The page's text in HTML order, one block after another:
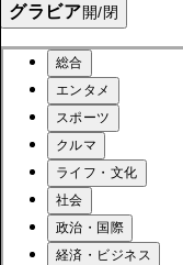
グラビア開/閉
総合
エンタメ
スポーツ
クルマ
ライフ・文化
社会
政治・国際
経済・ビジネス